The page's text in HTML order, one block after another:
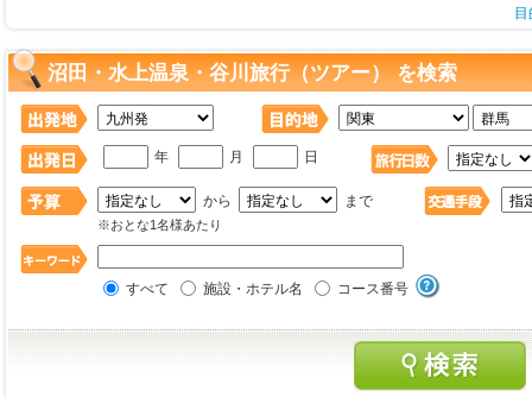
沼田・水上温泉・谷川旅行（ツアー） を検索
年 月 日
から まで
※おとな1名様あたり
すべて 施設・ホテル名 コース番号